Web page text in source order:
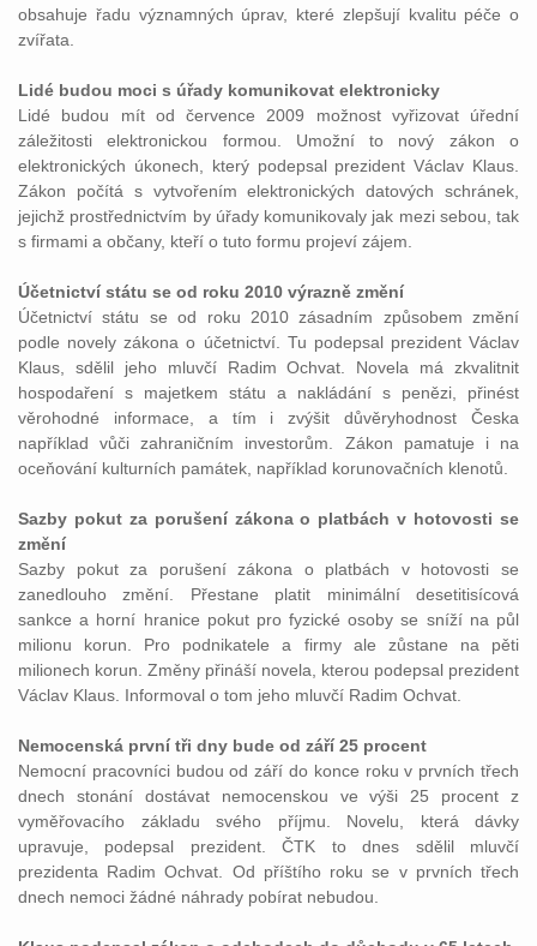
obsahuje řadu významných úprav, které zlepšují kvalitu péče o
zvířata.
Lidé budou moci s úřady komunikovat elektronicky
Lidé budou mít od července 2009 možnost vyřizovat úřední
záležitosti elektronickou formou. Umožní to nový zákon o
elektronických úkonech, který podepsal prezident Václav Klaus.
Zákon počítá s vytvořením elektronických datových schránek,
jejichž prostřednictvím by úřady komunikovaly jak mezi sebou, tak
s firmami a občany, kteří o tuto formu projeví zájem.
Účetnictví státu se od roku 2010 výrazně změní
Účetnictví státu se od roku 2010 zásadním způsobem změní
podle novely zákona o účetnictví. Tu podepsal prezident Václav
Klaus, sdělil jeho mluvčí Radim Ochvat. Novela má zkvalitnit
hospodaření s majetkem státu a nakládání s penězi, přinést
věrohodné informace, a tím i zvýšit důvěryhodnost Česka
například vůči zahraničním investorům. Zákon pamatuje i na
oceňování kulturních památek, například korunovačních klenotů.
Sazby pokut za porušení zákona o platbách v hotovosti se
změní
Sazby pokut za porušení zákona o platbách v hotovosti se
zanedlouho změní. Přestane platit minimální desetitisícová
sankce a horní hranice pokut pro fyzické osoby se sníží na půl
milionu korun. Pro podnikatele a firmy ale zůstane na pěti
milionech korun. Změny přináší novela, kterou podepsal prezident
Václav Klaus. Informoval o tom jeho mluvčí Radim Ochvat.
Nemocenská první tři dny bude od září 25 procent
Nemocní pracovníci budou od září do konce roku v prvních třech
dnech stonání dostávat nemocenskou ve výši 25 procent z
vyměřovacího základu svého příjmu. Novelu, která dávky
upravuje, podepsal prezident. ČTK to dnes sdělil mluvčí
prezidenta Radim Ochvat. Od příštího roku se v prvních třech
dnech nemoci žádné náhrady pobírat nebudou.